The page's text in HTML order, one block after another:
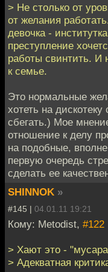
> Не столько от
от желания
девочка -
преступление
работы свинтить. И
к семье.
Это нормальные
хотеть на
сбегать.) Мое
отношение к делу
на подобные,
первую очередь
сделать ее
SHINNOK »
#145 | 04.01.11 19:21
Кому: Metodist, #122
> Хают это -
> Адекватная